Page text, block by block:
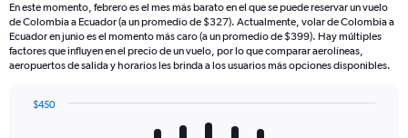
En este momento, febrero es el mes más barato en el que se puede reservar un vuelo
de Colombia a Ecuador (a un promedio de $327). Actualmente, volar de Colombia a
Ecuador en junio es el momento más caro (a un promedio de $399). Hay múltiples
factores que influyen en el precio de un vuelo, por lo que comparar aerolíneas,
aeropuertos de salida y horarios les brinda a los usuarios más opciones disponibles.
$450